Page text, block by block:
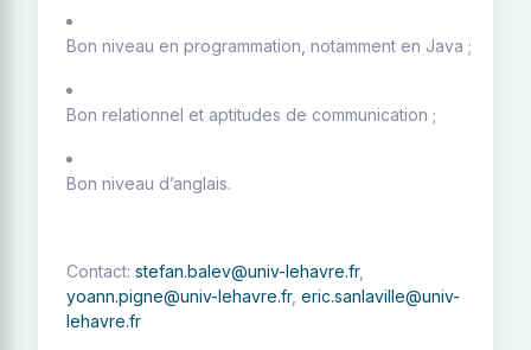
Bon niveau en programmation, notamment en Java ;
Bon relationnel et aptitudes de communication ;
Bon niveau d’anglais.
Contact: stefan.balev@univ-lehavre.fr,
yoann.pigne@univ-lehavre.fr, eric.sanlaville@univ-
lehavre.fr